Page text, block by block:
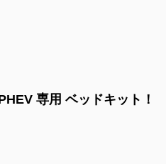
専用 ベッドキット！